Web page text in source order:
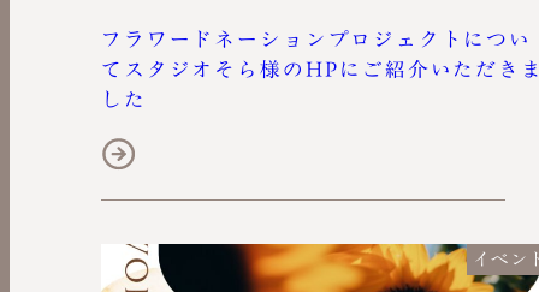
フラワードネーションプロジェクトについ
てスタジオそら様のHPにご紹介いただき
した
イベン